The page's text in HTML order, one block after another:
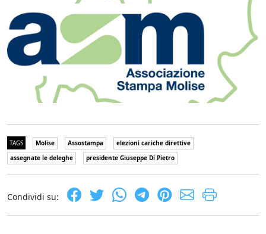
TAGS Molise Assostampa
elezioni cariche direttive
assegnate le deleghe
presidente Giuseppe Di Pietro
Condividi su: